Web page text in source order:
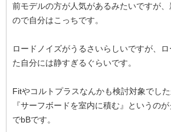
前モデルの方が人気があるみたいですが
ので自分はこっちです。
ロードノイズがうるさいらしいですが、
た自分には静すぎるぐらいです。
Fitやコルトプラスなんかも検討対象でし
『サーフボードを室内に積む』というの
でbBです。